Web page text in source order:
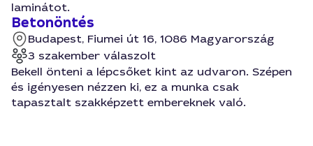
laminátot.
Betonöntés
Budapest, Fiumei út 16, 1086 Magyarország
3 szakember válaszolt
Bekell önteni a lépcsőket kint az udvaron. Szépen
és igényesen nézzen ki, ez a munka csak
tapasztalt szakképzett embereknek való.